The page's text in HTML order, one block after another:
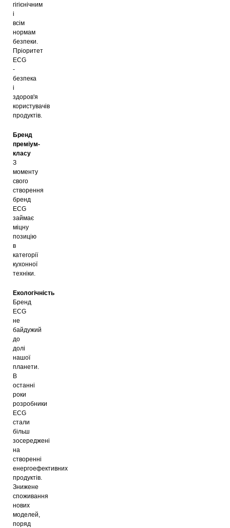
гігієнічним
і
всім
нормам
безпеки.
Пріоритет
ECG
-
безпека
і
здоров'я
користувачів
продуктів.
Бренд
преміум-
класу
З
моменту
свого
створення
бренд
ECG
займає
міцну
позицію
в
категорії
кухонної
техніки.
Екологічність
Бренд
ECG
не
байдужий
до
долі
нашої
планети.
В
останні
роки
розробники
ECG
стали
більш
зосереджені
на
створенні
енергоефективних
продуктів.
Знижене
споживання
нових
моделей,
поряд